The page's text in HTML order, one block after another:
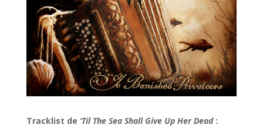
Tracklist de ‘Til The Sea Shall Give Up Her Dead: